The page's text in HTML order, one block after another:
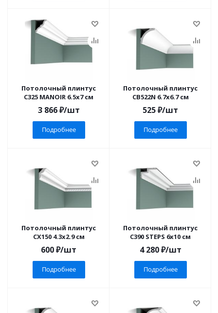
Потолочный плинтус
C325 MANOIR 6.5x7 см
3 866₽/шт
Подробнее
Потолочный плинтус
CB522N 6.7x6.7 см
525₽/шт
Подробнее
Потолочный плинтус
CX150 4.3x2.9 см
600₽/шт
Подробнее
Потолочный плинтус
C390 STEPS 6x10 см
4 280₽/шт
Подробнее